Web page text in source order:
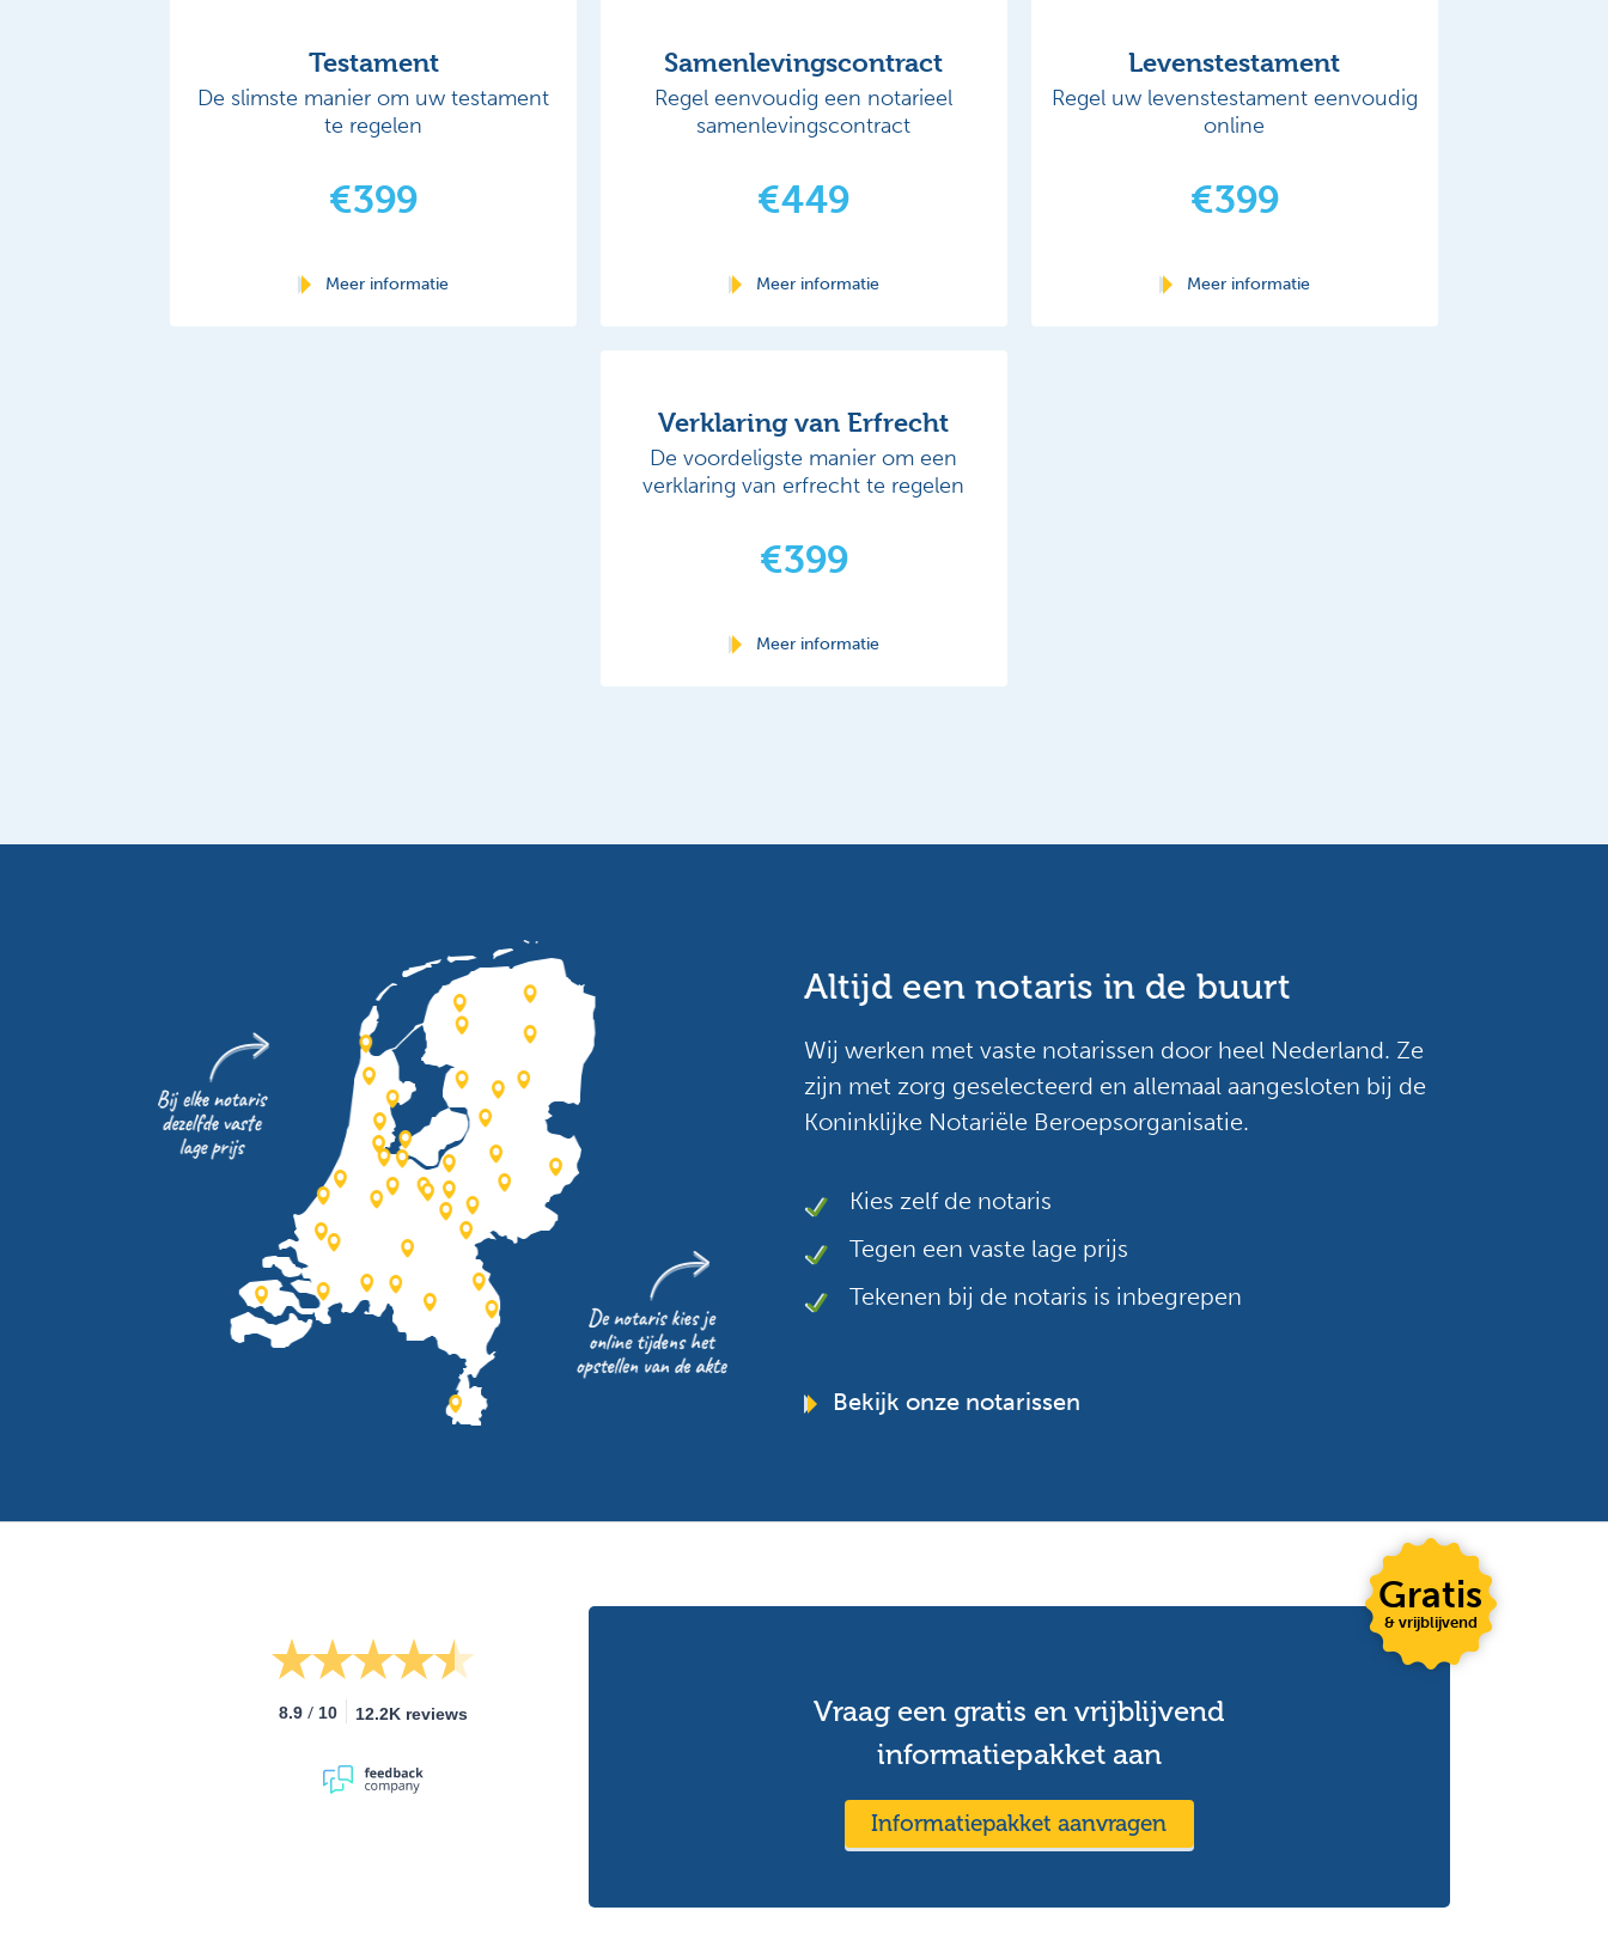
Testament
De slimste manier om uw testament
te regelen
€399
Meer informatie
Samenlevingscontract
Regel eenvoudig een notarieel
samenlevingscontract
€449
Meer informatie
Levenstestament
Regel uw levenstestament eenvoudig
online
€399
Meer informatie
Verklaring van Erfrecht
De voordeligste manier om een
verklaring van erfrecht te regelen
€399
Meer informatie
Altijd een notaris in de buurt
Wij werken met vaste notarissen door heel Nederland. Ze
zijn met zorg geselecteerd en allemaal aangesloten bij de
Koninklijke Notariële Beroepsorganisatie.
Kies zelf de notaris
Tegen een vaste lage prijs
Tekenen bij de notaris is inbegrepen
Bekijk onze notarissen
8.9 / 10 12.2K reviews
Vraag een gratis en vrijblijvend
informatiepakket aan
Informatiepakket aanvragen
Gratis
& vrijblijvend